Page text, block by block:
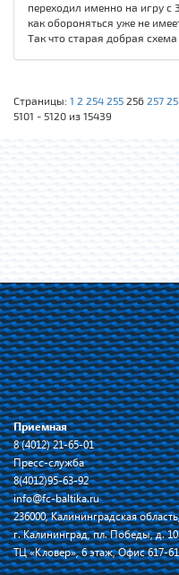
переходил именно на игру с
как обороняться уже не
Так что старая добрая
Страницы: 1 2 254 255 256 257
5101 - 5120 из 15439
Приемная
8 (4012) 21-65-01
Пресс-служба
8(4012)95-63-92
info@fc-baltika.ru
236000, Калининградская
г. Калининград, пл. Победы, д. 10
ТЦ «Кловер», 6 этаж, Офис 617-